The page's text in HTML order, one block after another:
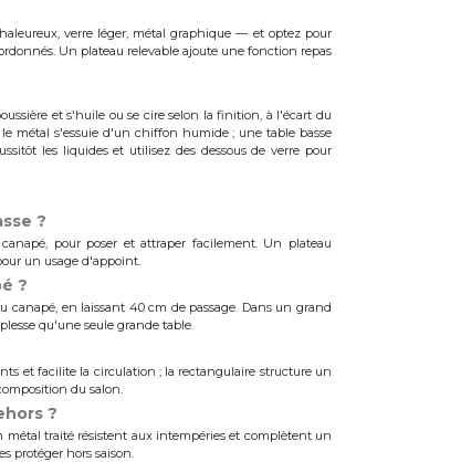
verre léger, métal graphique — et optez pour
Un plateau relevable ajoute une fonction repas
et s'huile ou se cire selon la finition, à l'écart du
métal s'essuie d'un chiffon humide ; une table basse
les liquides et utilisez des dessous de verre pour
?
pour poser et attraper facilement. Un plateau
un usage d'appoint.
?
canapé, en laissant 40 cm de passage. Dans un grand
qu'une seule grande table.
et facilite la circulation ; la rectangulaire structure un
du salon.
?
métal traité résistent aux intempéries et complètent un
protéger hors saison.